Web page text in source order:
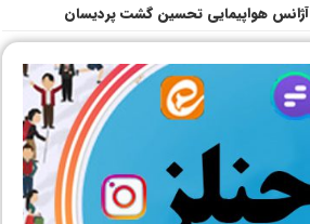
آژانس هواپیمایی تحسین گشت پردیسان